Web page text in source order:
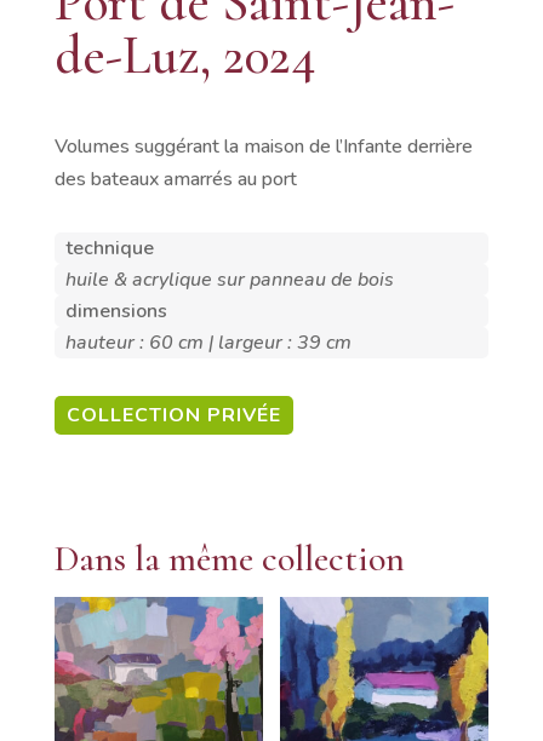
de-Luz, 2024
Volumes suggérant la maison de l’Infante derrière
des bateaux amarrés au port
technique
huile & acrylique sur panneau de bois
dimensions
hauteur : 60 cm | largeur : 39 cm
COLLECTION PRIVÉE
Dans la même collection